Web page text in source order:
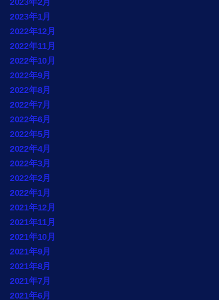
2023年2月
2023年1月
2022年12月
2022年11月
2022年10月
2022年9月
2022年8月
2022年7月
2022年6月
2022年5月
2022年4月
2022年3月
2022年2月
2022年1月
2021年12月
2021年11月
2021年10月
2021年9月
2021年8月
2021年7月
2021年6月